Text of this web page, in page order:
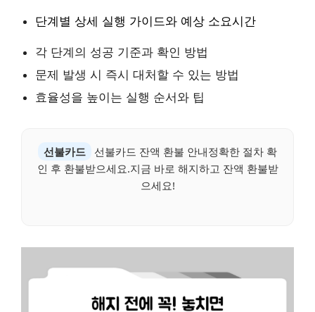
단계별 상세 실행 가이드와 예상 소요시간
각 단계의 성공 기준과 확인 방법
문제 발생 시 즉시 대처할 수 있는 방법
효율성을 높이는 실행 순서와 팁
선불카드
선불카드 잔액 환불 안내정확한 절차 확
인 후 환불받으세요.지금 바로 해지하고 잔액 환불받
으세요!